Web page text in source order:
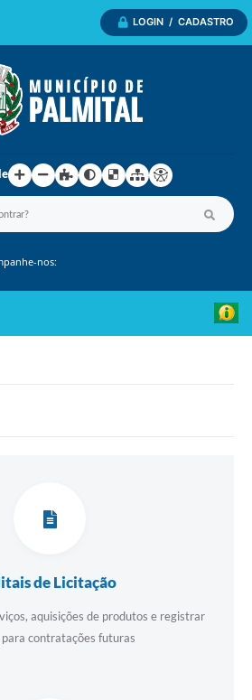
LOGIN / CADASTRO
nos:
de Licitação
aquisições de produtos e registrar
para contratações futuras